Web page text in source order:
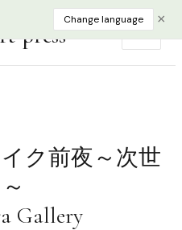
press
ク前夜～次世
Gallery